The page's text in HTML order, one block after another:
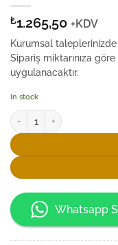
₺1.265,50 +KDV
Kurumsal
Sipariş miktarınıza
uygulanacaktır.
In stock
Elsanat Hasır Desen Cam
Whatsapp